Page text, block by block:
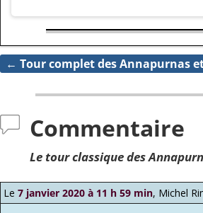
Navigation des articles
← Tour complet des Annapurnas
Commentaire
Le tour classique des
Le 7 janvier 2020 à 11 h 59 min, Michel